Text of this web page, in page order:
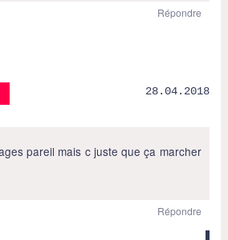
Répondre
28.04.2018
pareil mais c juste que ça marcher
Répondre